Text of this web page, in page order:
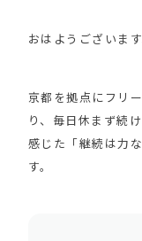
おはようございま
京都を拠点にフリ
り、毎日休まず続
感じた「継続は力
す。